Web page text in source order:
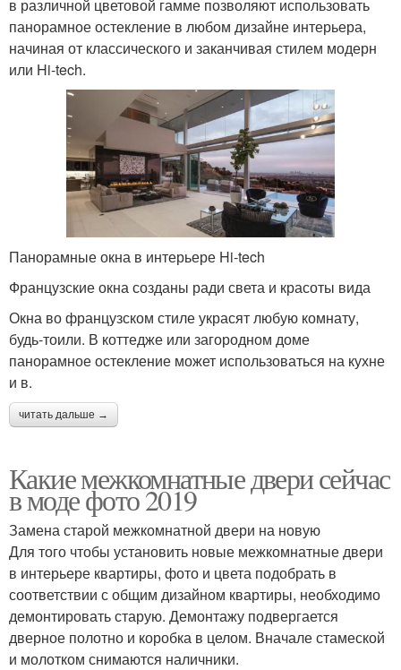
в различной цветовой гамме позволяют использовать
панорамное остекление в любом дизайне интерьера,
начиная от классического и заканчивая стилем модерн
или Hi-tech.
Панорамные окна в интерьере Hi-tech
Французские окна созданы ради света и красоты вида
Окна во французском стиле украсят любую комнату,
будь-тоили. В коттедже или загородном доме
панорамное остекление может использоваться на кухне
и в.
читать дальше →
Какие межкомнатные двери сейчас
в моде фото 2019
Замена старой межкомнатной двери на новую
Для того чтобы установить новые межкомнатные двери
в интерьере квартиры, фото и цвета подобрать в
соответствии с общим дизайном квартиры, необходимо
демонтировать старую. Демонтажу подвергается
дверное полотно и коробка в целом. Вначале стамеской
и молотком снимаются наличники.